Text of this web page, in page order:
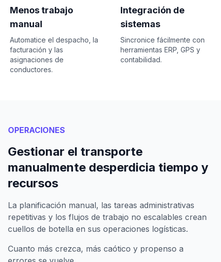
Menos trabajo
manual
Automatice el despacho, la
facturación y las
asignaciones de
conductores.
Integración de
sistemas
Sincronice fácilmente con
herramientas ERP, GPS y
contabilidad.
OPERACIONES
Gestionar el transporte
manualmente desperdicia tiempo y
recursos
La planificación manual, las tareas administrativas
repetitivas y los flujos de trabajo no escalables crean
cuellos de botella en sus operaciones logísticas.
Cuanto más crezca, más caótico y propenso a